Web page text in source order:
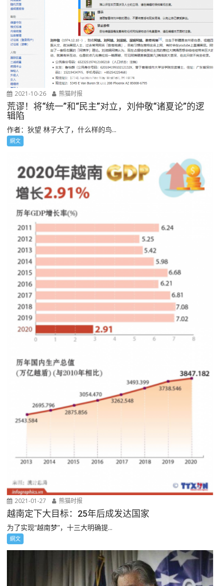
2021-10-26 熊猫时报
荒谬！将“统一”和“民主”对立，刘仲敬“诸夏论”的逻
辑陷
作者：狄望 林子大了，什么样的鸟...
網文
2021-01-27 熊猫时报
越南定下大目标：25年后成发达国家
为了实现“越南梦”，十三大明确提...
網文